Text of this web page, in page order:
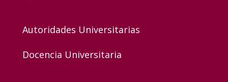
Autoridades Universitarias
Docencia Universitaria